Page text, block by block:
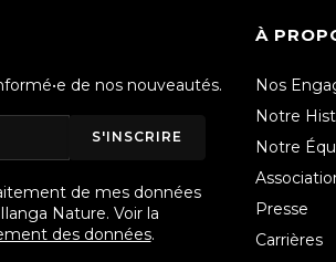
de nos nouveautés.
S'INSCRIRE
de mes données
Nature. Voir la
des données.
À
Nos
Notre
Notre
Presse
Carrières